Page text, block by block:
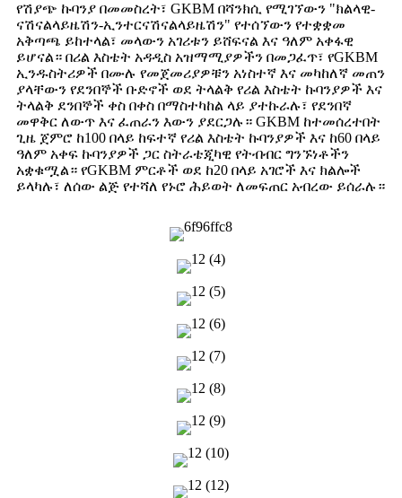
የሽያጭ ኩባንያ በመመስረት፣ GKBM በሻንክሲ የሚገኘውን "ክልላዊ-
ናሽናልላይዜሽን-ኢንተርናሽናልላይዜሽን" የተሰኘውን የተቋቋመ
አቅጣጫ ይከተላል፣ መላውን አገሪቱን ይሸፍናል እና ዓለም አቀፋዊ
ይሆናል። በሪል እስቴት አዳዲስ አዝማሚያዎችን በመጋፈጥ፣ የGKBM
ኢንዱስትሪዎች በሙሉ የመጀመሪያዎቹን አነስተኛ እና መካከለኛ መጠን
ያላቸውን የደንበኞች ቡድኖች ወደ ትላልቅ የሪል እስቴት ኩባንያዎች እና
ትላልቅ ደንበኞች ቀስ በቀስ በማስተካከል ላይ ያተኩራሉ፣ የደንበኛ
መዋቅር ለውጥ እና ፈጠራን እውን ያደርጋሉ። GKBM ከተመሰረተበት
ጊዜ ጀምሮ ከ100 በላይ ከፍተኛ የሪል እስቴት ኩባንያዎች እና ከ60 በላይ
ዓለም አቀፍ ኩባንያዎች ጋር ስትራቴጂካዊ የትብብር ግንኙነቶችን
አቋቁሟል። የGKBM ምርቶች ወደ ከ20 በላይ አገሮች እና ክልሎች
ይላካሉ፣ ለሰው ልጅ የተሻለ የኑሮ ሕይወት ለመፍጠር አብረው ይሰራሉ።